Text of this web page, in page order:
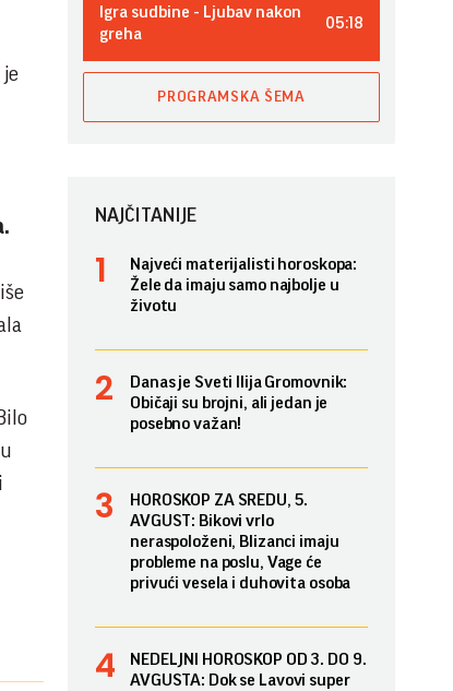
je
Igra sudbine - Ljubav nakon
greha
05:18
PROGRAMSKA ŠEMA
NAJČITANIJE
Najveći materijalisti horoskopa:
Žele da imaju samo najbolje u
životu
Danas je Sveti Ilija Gromovnik:
Običaji su brojni, ali jedan je
posebno važan!
HOROSKOP ZA SREDU, 5.
AVGUST: Bikovi vrlo
neraspoloženi, Blizanci imaju
probleme na poslu, Vage će
privući vesela i duhovita osoba
NEDELJNI HOROSKOP OD 3. DO 9.
AVGUSTA: Dok se Lavovi super